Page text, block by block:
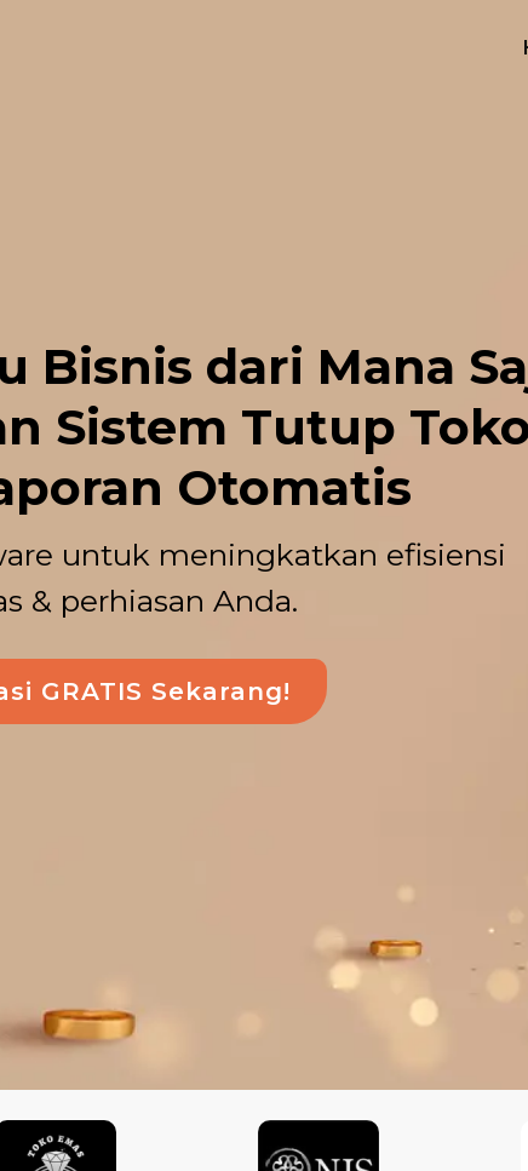
Bisnis dari Mana
Sistem Tutup
Otomatis
untuk meningkatkan efisiensi
& perhiasan Anda.
GRATIS Sekarang!